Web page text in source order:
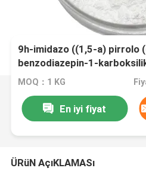
9h-imidazo ((1,5-a) pirrolo
benzodiazepin-1-
84379-13-5 Bretazenil
MOQ：1 KG
En iyi fiyat
ÜRüN AçıKLAMASı